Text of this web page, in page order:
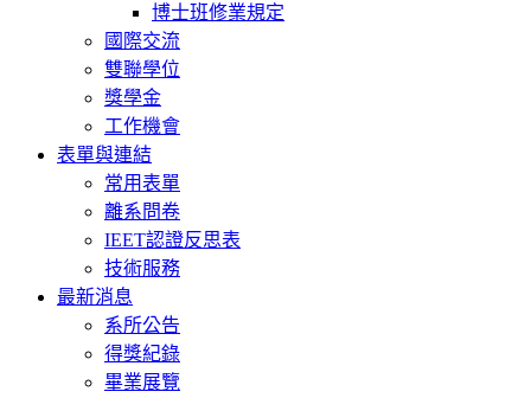
博士班修業規定
國際交流
雙聯學位
獎學金
工作機會
表單與連結
常用表單
離系問卷
IEET認證反思表
技術服務
最新消息
系所公告
得獎紀錄
畢業展覽